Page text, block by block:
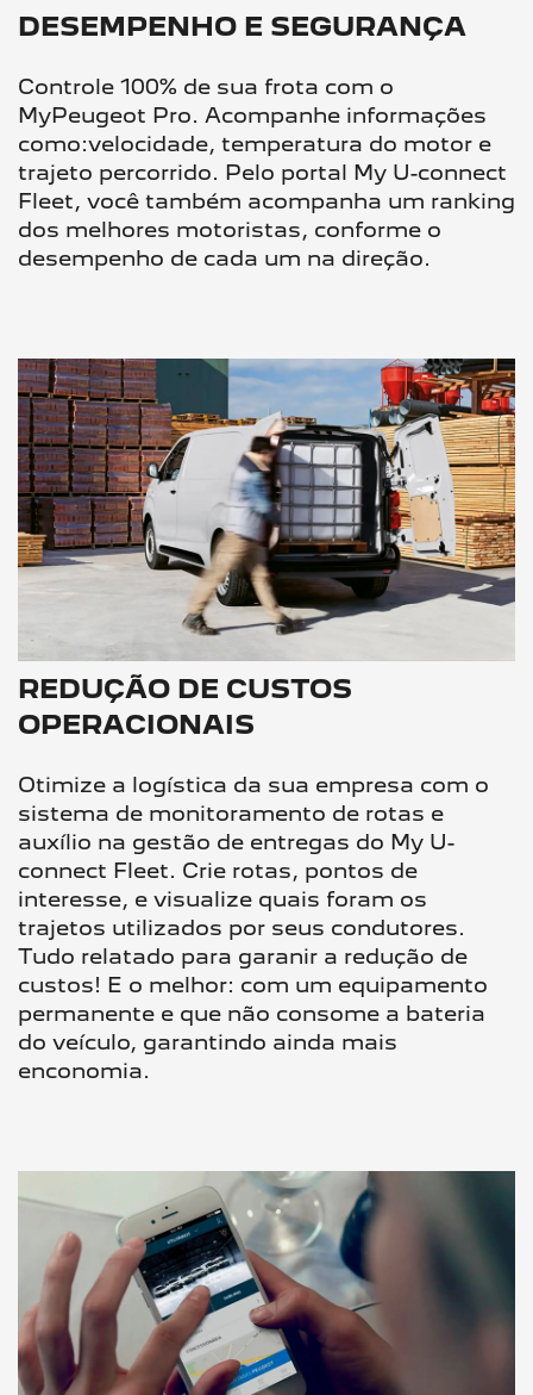
DESEMPENHO E SEGURANÇA
Controle 100% de sua frota com o
MyPeugeot Pro. Acompanhe informações
como:velocidade, temperatura do motor e
trajeto percorrido. Pelo portal My U-connect
Fleet, você também acompanha um ranking
dos melhores motoristas, conforme o
desempenho de cada um na direção.
REDUÇÃO DE CUSTOS
OPERACIONAIS
Otimize a logística da sua empresa com o
sistema de monitoramento de rotas e
auxílio na gestão de entregas do My U-
connect Fleet. Crie rotas, pontos de
interesse, e visualize quais foram os
trajetos utilizados por seus condutores.
Tudo relatado para garanir a redução de
custos! E o melhor: com um equipamento
permanente e que não consome a bateria
do veículo, garantindo ainda mais
enconomia.